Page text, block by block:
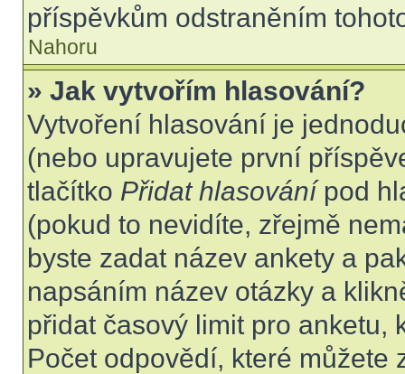
příspěvkům odstraněním
Nahoru
» Jak vytvořím hlasování?
Vytvoření hlasování je
(nebo upravujete první
tlačítko Přidat hlasovánípod
(pokud to nevidíte, zřejmě
byste zadat název ankety a
napsáním název otázky a
přidat časový limit pro anketu,
Počet odpovědí, které můžete